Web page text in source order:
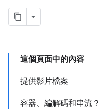
這個頁面中的內容
提供影片檔案
容器、編解碼和串流？